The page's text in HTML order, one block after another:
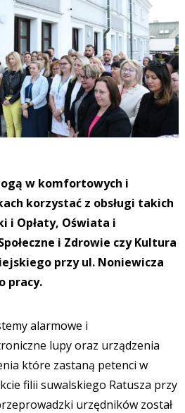
w komfortowych i
korzystać z obsługi takich
i Opłaty, Oświata i
i Zdrowie czy Kultura
przy ul. Noniewicza
pracy.
alarmowe i
lupy oraz urządzenia
które zastaną petenci w
filii suwalskiego Ratusza przy
urzędników został